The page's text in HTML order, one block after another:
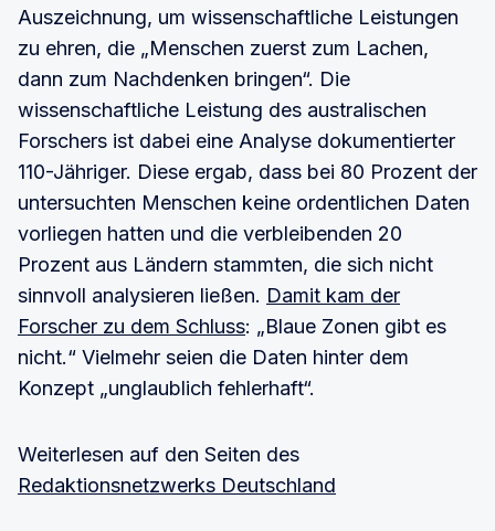
Auszeichnung, um wissenschaftliche Leistungen
zu ehren, die „Menschen zuerst zum Lachen,
dann zum Nachdenken bringen“. Die
wissenschaftliche Leistung des australischen
Forschers ist dabei eine Analyse dokumentierter
110-Jähriger. Diese ergab, dass bei 80 Prozent der
untersuchten Menschen keine ordentlichen Daten
vorliegen hatten und die verbleibenden 20
Prozent aus Ländern stammten, die sich nicht
sinnvoll analysieren ließen. Damit kam der
Forscher zu dem Schluss: „Blaue Zonen gibt es
nicht.“ Vielmehr seien die Daten hinter dem
Konzept „unglaublich fehlerhaft“.
Weiterlesen auf den Seiten des
Redaktionsnetzwerks Deutschland